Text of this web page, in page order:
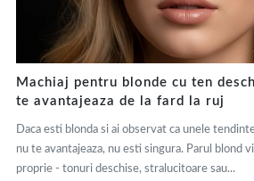
Machiaj pentru blonde cu ten
te avantajeaza de la fard la ruj
Daca esti blonda si ai observat ca unele
nu te avantajeaza, nu esti singura. Parul blond
proprie - tonuri deschise, stralucitoare sau...